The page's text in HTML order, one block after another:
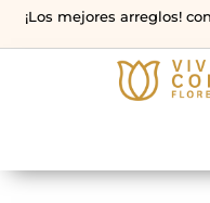
¡Los mejores arreglos!